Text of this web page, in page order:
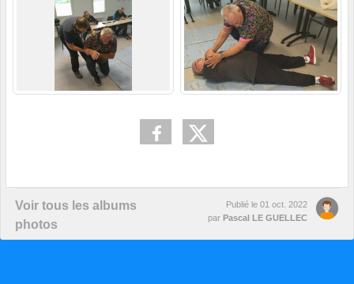
Voir tous les albums
photos
Publié le 01 oct. 2022
par Pascal LE GUELLEC